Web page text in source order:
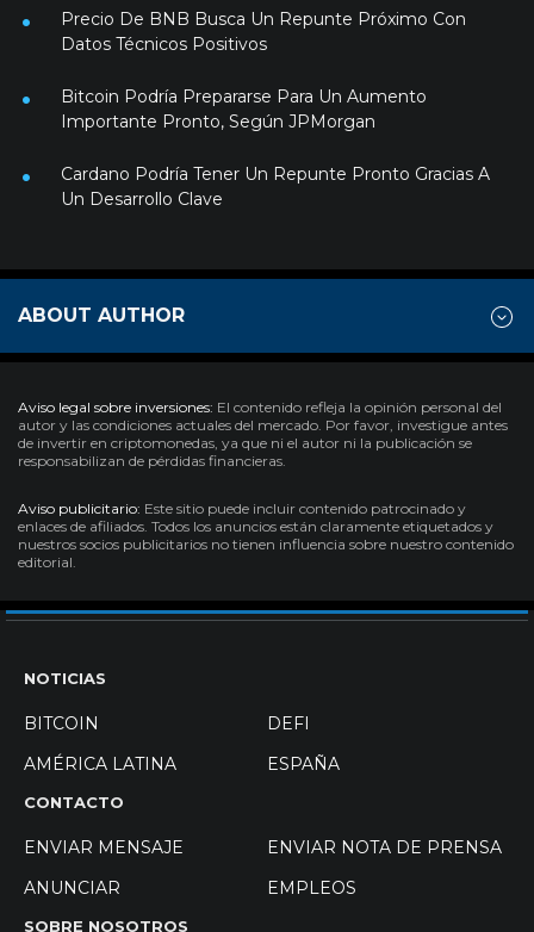
Precio De BNB Busca Un Repunte Próximo Con
Datos Técnicos Positivos
Bitcoin Podría Prepararse Para Un Aumento
Importante Pronto, Según JPMorgan
Cardano Podría Tener Un Repunte Pronto Gracias A
Un Desarrollo Clave
ABOUT AUTHOR
Aviso legal sobre inversiones: El contenido refleja la opinión personal del
autor y las condiciones actuales del mercado. Por favor, investigue antes
de invertir en criptomonedas, ya que ni el autor ni la publicación se
responsabilizan de pérdidas financieras.
Aviso publicitario: Este sitio puede incluir contenido patrocinado y
enlaces de afiliados. Todos los anuncios están claramente etiquetados y
nuestros socios publicitarios no tienen influencia sobre nuestro contenido
editorial.
NOTICIAS
BITCOIN
DEFI
AMÉRICA LATINA
ESPAÑA
CONTACTO
ENVIAR MENSAJE
ENVIAR NOTA DE PRENSA
ANUNCIAR
EMPLEOS
SOBRE NOSOTROS